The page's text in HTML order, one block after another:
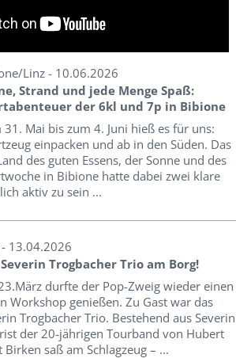
Linz - 10.06.2026
Strand und jede Menge Spaß:
der 6kl und 7p in Bibione
31. Mai bis zum 4. Juni hieß es für uns:
einpacken und ab in den Süden. Das
des guten Essens, der Sonne und des
in Bibione hatte dabei zwei klare
aktiv zu sein ...
13.04.2026
Severin Trogbacher Trio am Borg!
durfte der Pop-Zweig wieder einen
Workshop genießen. Zu Gast war das
Trogbacher Trio. Bestehend aus Severin
der 20-jährigen Tourband von Hubert
saß am Schlagzeug – ...